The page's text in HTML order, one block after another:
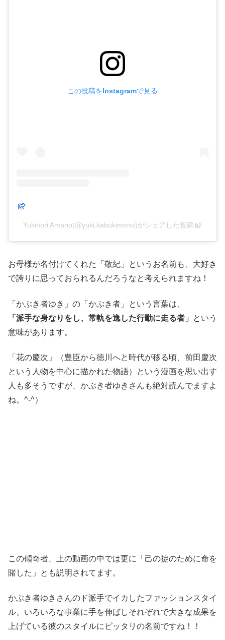
この投稿をInstagramで見る
Yukinori Amano(@yuki.kabukimono)がシェアした投稿
お母様が名付けてくれた「敬紀」というお名前も、大好き
で誇りに思っておられるんだろうなと考えられますね！
「かぶき者ゆき」の「かぶき者」という言葉は、
「派手な身なりをし、常軌を逸した行動に走る者」
という
意味があります。
「花の慶次」（豊臣から徳川へと時代が移る頃、前田慶次
という人物を中心に描かれた物語）という漫画を思い出す
人も多そうですが、かぶき者ゆきさんも絶対読んでますよ
ね。^-^）
この傾奇者、上の動画の中では更に「己の掟のために命を
賭した」とも説明されてます。
かぶき者ゆきさんのド派手でイカしたファッションスタイ
ル、いろいろな事業に手を伸ばしそれぞれで大きな成果を
上げている彼のスタイルにピッタリの名前ですね！！